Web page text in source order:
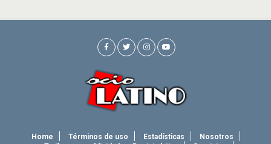
Home Términos de uso Estadísticas
Nosotros